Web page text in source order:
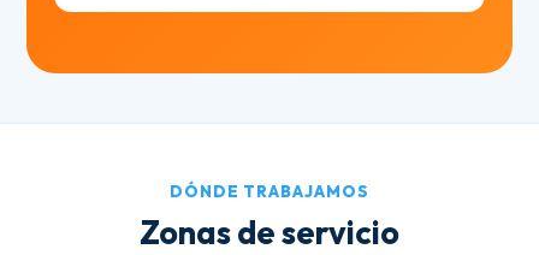
DÓNDE TRABAJAMOS
Zonas de servicio